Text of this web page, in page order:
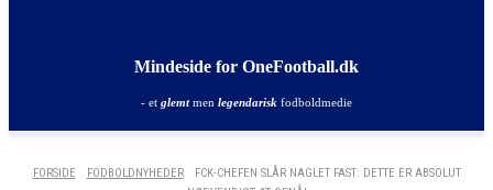
Mindeside for OneFootball.dk
- et glemtmen legendarisk fodboldmedie
FORSIDE FODBOLDNYHEDER
FCK-CHEFEN SLÅR NAGLET FAST: DETTE ER ABSOLUT